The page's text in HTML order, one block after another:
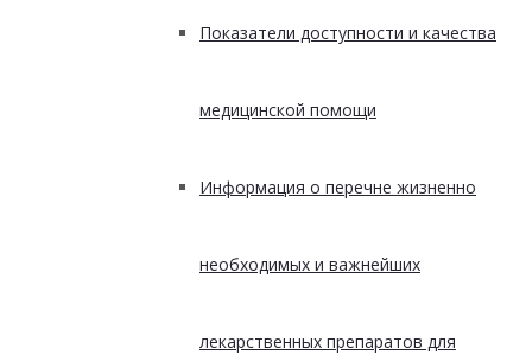
Показатели доступности и качества
медицинской помощи
Информация о перечне жизненно
необходимых и важнейших
лекарственных препаратов для